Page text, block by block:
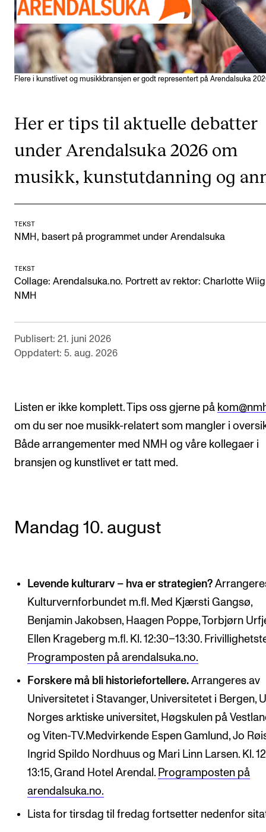
Biblioteket
Fagmiljøer
Salane våre
Studentutvalet SUT (student.nmh.no)
CREMAH
NordART
Utveksling
Samarbeidsprosjekter
AKTUELT
Arrangementer og konserter
Nyheter og historier
Om Norges musikkhøgskole
Finn ansatte
For ansatte og studenter
Flere i kunstlivet og musikkbransjen er godt representert på Arendalsuka
Her er tips til aktuelle debatter
under Arendalsuka 2026 om
musikk, kunstutdanning og
TEKST
NMH, basert på programmet under Arendalsuka
TEKST
Collage: Arendalsuka.no. Portrett av rektor: Charlotte
NMH
Publisert: 21. juni 2026
Oppdatert: 5. aug. 2026
Listen er ikke komplett. Tips oss gjerne på
om du ser noe musikk-relatert som mangler i
Både arrangementer med NMH og våre kollegaer i
bransjen og kunstlivet er tatt med.
Mandag 10. august
Levende kulturarv – hva er strategien?
Kulturvernforbundet m.fl. Med Kjærsti Gangsø,
Benjamin Jakobsen, Haagen Poppe, Torbjørn
Ellen Krageberg m.fl. Kl. 12:30–13:30.
Programposten på arendalsuka.no.
Forskere må bli historiefortellere. Arrangeres av
Universitetet i Stavanger, Universitetet i Bergen,
Norges arktiske universitet, Høgskulen på
og Viten-TV.Medvirkende Espen Gamlund, Jo
Ingrid Spildo Nordhuus og Mari Linn Larsen. Kl.
13:15, Grand Hotel Arendal. Programposten på
arendalsuka.no.
Lista for tirsdag til fredag fortsetter nedenfor